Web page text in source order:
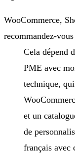
WooCommerce,
recommandez-vous
Cela dépend
PME avec
technique,
et un
de
français avec